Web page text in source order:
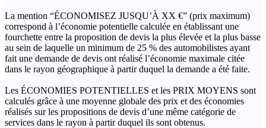
La mention “ÉCONOMISEZ JUSQU’À XX €” (prix maximum)
correspond à l’économie potentielle calculée en établissant une
fourchette entre la proposition de devis la plus élevée et la plus basse
au sein de laquelle un minimum de 25 % des automobilistes ayant
fait une demande de devis ont réalisé l’économie maximale citée
dans le rayon géographique à partir duquel la demande a été faite.
Les ÉCONOMIES POTENTIELLES et les PRIX MOYENS sont
calculés grâce à une moyenne globale des prix et des économies
réalisés sur les propositions de devis d’une même catégorie de
services dans le rayon à partir duquel ils sont obtenus.